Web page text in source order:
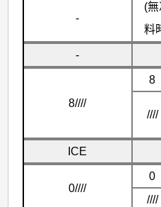
-
(
料
-
8////
8
////
ICE
0////
0
////